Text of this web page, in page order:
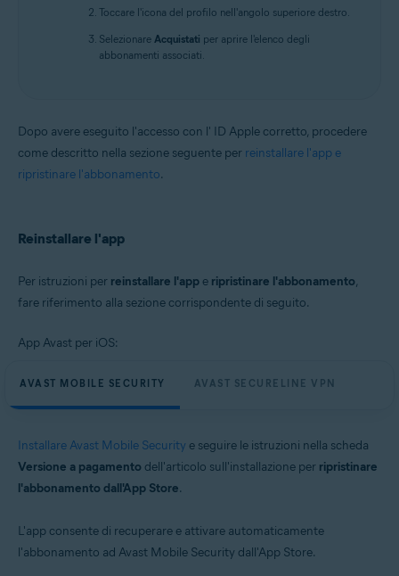
Toccare l'icona del profilo nell'angolo superiore destro.
Selezionare Acquistati per aprire l'elenco degli
abbonamenti associati.
Dopo avere eseguito l'accesso con l' ID Apple corretto, procedere
come descritto nella sezione seguente per reinstallare l'app e
ripristinare l'abbonamento.
Reinstallare l'app
Per istruzioni per reinstallare l'app e ripristinare l'abbonamento,
fare riferimento alla sezione corrispondente di seguito.
App Avast per iOS:
AVAST MOBILE SECURITY AVAST SECURELINE VPN
Installare Avast Mobile Security e seguire le istruzioni nella scheda
Versione a pagamento dell'articolo sull'installazione per ripristinare
l'abbonamento dall'App Store.
L'app consente di recuperare e attivare automaticamente
l'abbonamento ad Avast Mobile Security dall'App Store.